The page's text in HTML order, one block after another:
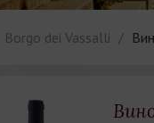
Borgo dei Vassalli